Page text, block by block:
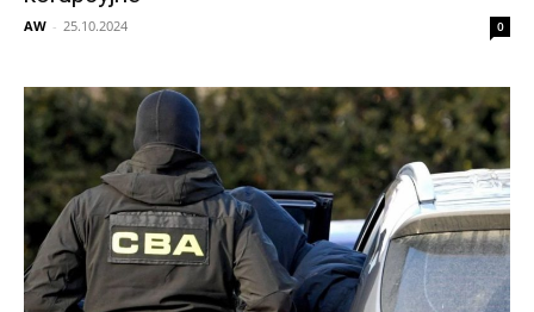
AW - 25.10.2024 0